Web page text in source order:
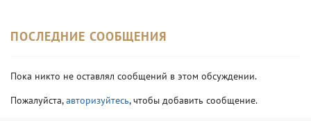
ПОСЛЕДНИЕ СООБЩЕНИЯ
Пока никто не оставлял сообщений в этом обсуждении.
Пожалуйста,авторизуйтесь, чтобы добавить сообщение.